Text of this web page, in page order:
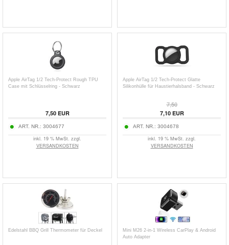
Apple AirTag 1/2 Tech-Protect Rough TPU
Case mit Schlüsselring - Schwarz
7,50EUR
ART. NR.: 3004677
inkl. 19 % MwSt. zzgl.
VERSANDKOSTEN
Apple AirTag 1/2 Tech-Protect Glatte
Silikonhülle für Haustierhalsband - Schwarz
7,50
7,10EUR
ART. NR.: 3004678
inkl. 19 % MwSt. zzgl.
VERSANDKOSTEN
Edelstahl BBQ Grill Thermometer für Deckel
Mini M26 2-in-1 Wireless CarPlay & Android
Auto Adapter